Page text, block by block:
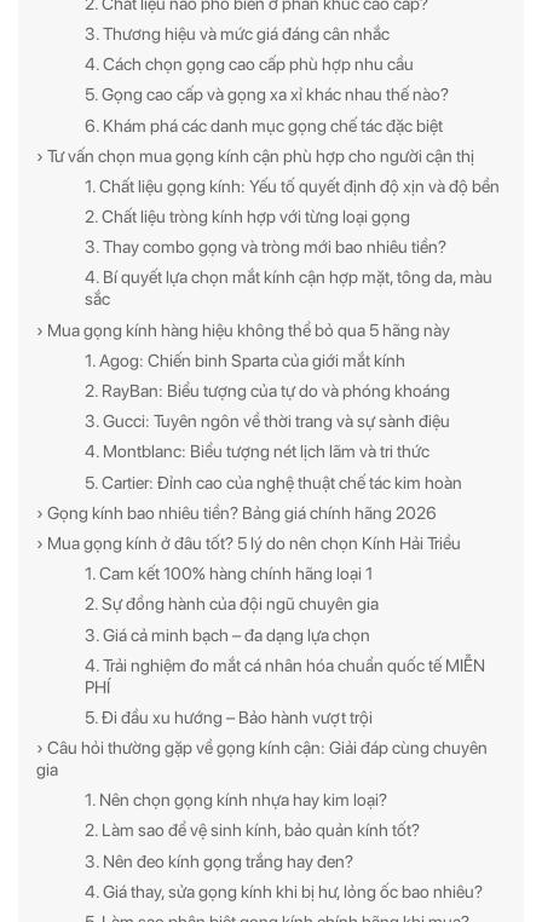
3. Thương hiệu và mức giá đáng cân nhắc
4. Cách chọn gọng cao cấp phù hợp nhu cầu
5. Gọng cao cấp và gọng xa xỉ khác nhau thế nào?
6. Khám phá các danh mục gọng chế tác đặc biệt
› Tư vấn chọn mua gọng kính cận phù hợp cho người cận thị
1. Chất liệu gọng kính: Yếu tố quyết định độ xịn và độ bền
2. Chất liệu tròng kính hợp với từng loại gọng
3. Thay combo gọng và tròng mới bao nhiêu tiền?
4. Bí quyết lựa chọn mắt kính cận hợp mặt, tông da, màu
sắc
› Mua gọng kính hàng hiệu không thể bỏ qua 5 hãng này
1. Agog: Chiến binh Sparta của giới mắt kính
2. RayBan: Biểu tượng của tự do và phóng khoáng
3. Gucci: Tuyên ngôn về thời trang và sự sành điệu
4. Montblanc: Biểu tượng nét lịch lãm và tri thức
5. Cartier: Đỉnh cao của nghệ thuật chế tác kim hoàn
› Gọng kính bao nhiêu tiền? Bảng giá chính hãng 2026
› Mua gọng kính ở đâu tốt? 5 lý do nên chọn Kính Hải Triều
1. Cam kết 100% hàng chính hãng loại 1
2. Sự đồng hành của đội ngũ chuyên gia
3. Giá cả minh bạch – đa dạng lựa chọn
4. Trải nghiệm đo mắt cá nhân hóa chuẩn quốc tế MIỄN
PHÍ
5. Đi đầu xu hướng – Bảo hành vượt trội
› Câu hỏi thường gặp về gọng kính cận: Giải đáp cùng chuyên
gia
1. Nên chọn gọng kính nhựa hay kim loại?
2. Làm sao để vệ sinh kính, bảo quản kính tốt?
3. Nên đeo kính gọng trắng hay đen?
4. Giá thay, sửa gọng kính khi bị hư, lỏng ốc bao nhiêu?